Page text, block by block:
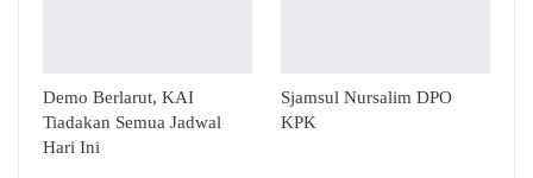
Demo Berlarut, KAI
Tiadakan Semua Jadwal
Hari Ini
Sjamsul Nursalim DPO
KPK